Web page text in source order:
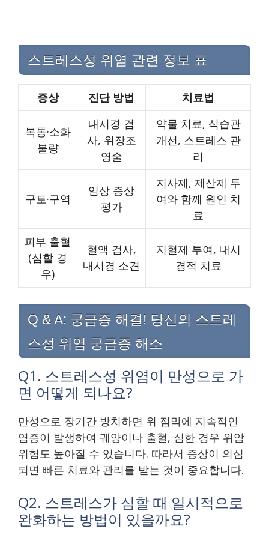
스트레스성 위염 관련 정보 표
증상 진단 방법 치료법
복통·소화
불량
내시경 검
사, 위장조
영술
약물 치료, 식습관
개선, 스트레스 관
리
구토·구역
임상 증상
평가
지사제, 제산제 투
여와 함께 원인 치
료
피부 출혈
(심할 경
우)
혈액 검사,
내시경 소견
지혈제 투여, 내시
경적 치료
Q & A: 궁금증 해결! 당신의 스트레
스성 위염 궁금증 해소
Q1. 스트레스성 위염이 만성으로 가
면 어떻게 되나요?
만성으로 장기간 방치하면 위 점막에 지속적인
염증이 발생하여 궤양이나 출혈, 심한 경우 위암
위험도 높아질 수 있습니다. 따라서 증상이 의심
되면 빠른 치료와 관리를 받는 것이 중요합니다.
Q2. 스트레스가 심할 때 일시적으로
완화하는 방법이 있을까요?